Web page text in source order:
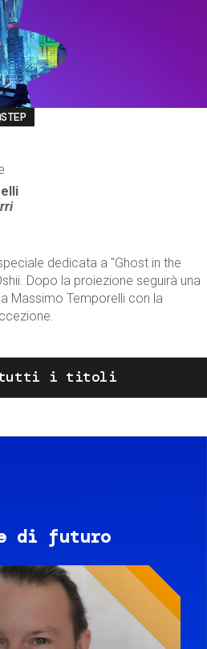
dedicata a "Ghost in the
Dopo la proiezione seguirà una
Massimo Temporelli con la
tutti i titoli
di futuro